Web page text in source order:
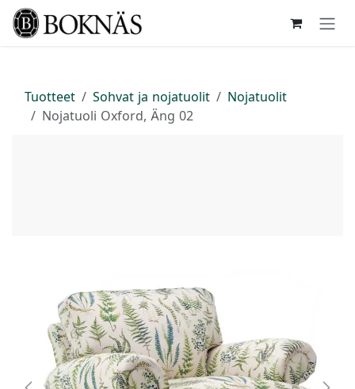
Siirry sisältöön
Tuotteet Sohvat ja nojatuolit
Nojatuolit
Nojatuoli Oxford, Äng 02